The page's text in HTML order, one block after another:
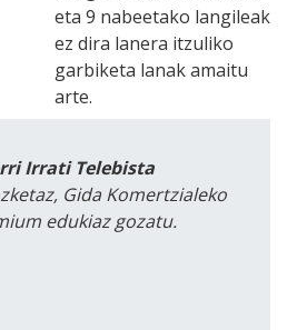
eta 9 nabeetako langileak
ez dira lanera itzuliko
garbiketa lanak amaitu
arte.
Irrati Telebista
Gida Komertzialeko
edukiaz gozatu.